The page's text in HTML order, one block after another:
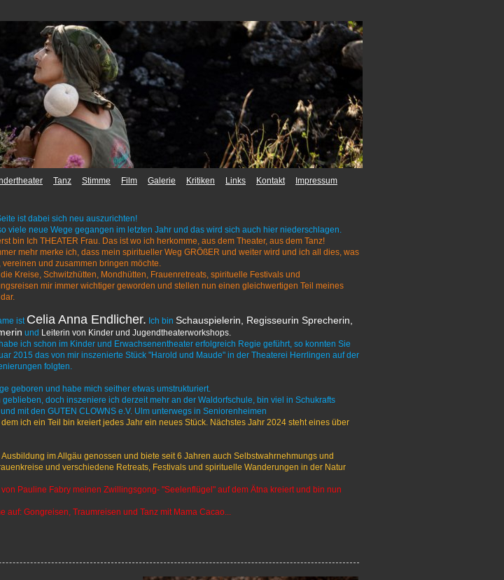
Tanz Stimme Film Galerie Kritiken Links Kontakt Impressum
ist dabei sich neu auszurichten!
viele neue Wege gegangen im letzten Jahr und das wird sich auch hier niederschlagen.
bin Ich THEATER Frau. Das ist wo ich herkomme, aus dem Theater, aus dem Tanz!
mehr merke ich, dass mein spiritueller Weg GRÖßER und weiter wird und ich all dies, was
vereinen und zusammen bringen möchte.
Kreise, Schwitzhütten, Mondhütten, Frauenretreats, spirituelle Festivals und
mir immer wichtiger geworden und stellen nun einen gleichwertigen Teil meines
ist Celia Anna Endlicher. Ich bin Schauspielerin, Regisseurin Sprecherin,
und Leiterin von Kinder und Jugendtheaterworkshops.
ich schon im Kinder und Erwachsenentheater erfolgreich Regie geführt, so konnten Sie
2015 das von mir inszenierte Stück "Harold und Maude" in der Theaterei Herrlingen auf der
folgten.
geboren und habe mich seither etwas umstrukturiert.
doch inszeniere ich derzeit mehr an der Waldorfschule, bin viel in Schukrafts
mit den GUTEN CLOWNS e.V. Ulm unterwegs in Seniorenheimen
ich ein Teil bin kreiert jedes Jahr ein neues Stück. Nächstes Jahr 2024 steht eines über
im Allgäu genossen und biete seit 6 Jahren auch Selbstwahrnehmungs und
und verschiedene Retreats, Festivals und spirituelle Wanderungen in der Natur
Pauline Fabry meinen Zwillingsgong- "Seelenflügel" auf dem Ätna kreiert und bin nun
auf: Gongreisen, Traumreisen und Tanz mit Mama Cacao...